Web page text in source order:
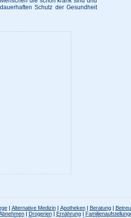
Schutz der Gesundheit
| Alternative Medizin| Apotheken| Beratung|
| Drogerien| Ernährung|